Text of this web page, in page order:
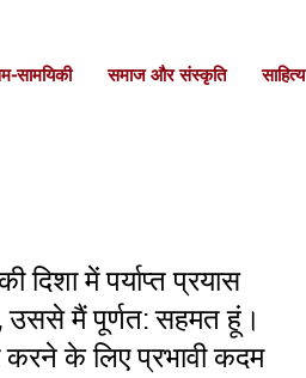
सामयिकी समाज और संस्कृति साहित्‍य
दिशा में पर्याप्त प्रयास
उससे मैं पूर्णत: सहमत हूं।
के लिए प्रभावी कदम